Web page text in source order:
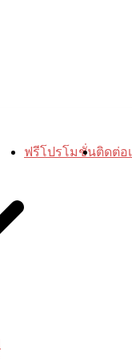
ฟรีโปรโมชั่นติดต่อ